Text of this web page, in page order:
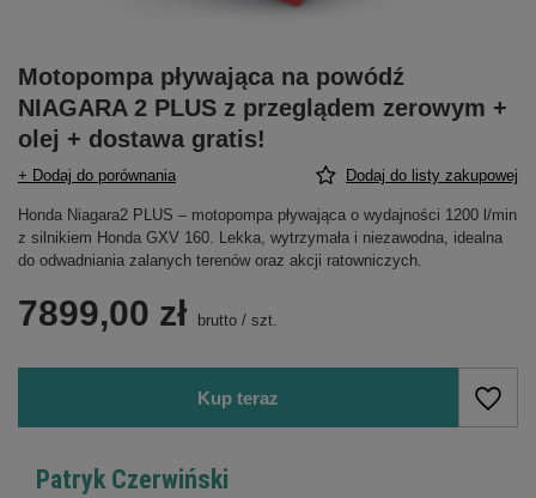
Motopompa pływająca na powódź
NIAGARA 2 PLUS z przeglądem zerowym +
olej + dostawa gratis!
+ Dodaj do porównania Dodaj do listy zakupowej
Honda Niagara2 PLUS – motopompa pływająca o wydajności 1200 l/min
z silnikiem Honda GXV 160. Lekka, wytrzymała i niezawodna, idealna
do odwadniania zalanych terenów oraz akcji ratowniczych.
7899,00 zł brutto / szt.
Kup teraz
Patryk Czerwiński